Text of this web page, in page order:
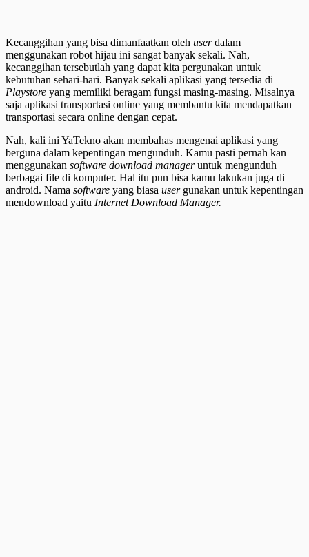
Kecanggihan yang bisa dimanfaatkan oleh userdalam
menggunakan robot hijau ini sangat banyak sekali. Nah,
kecanggihan tersebutlah yang dapat kita pergunakan untuk
kebutuhan sehari-hari. Banyak sekali aplikasi yang tersedia di
Playstore yang memiliki beragam fungsi masing-masing. Misalnya
saja aplikasi transportasi online yang membantu kita mendapatkan
transportasi secara online dengan cepat.
Nah, kali ini YaTekno akan membahas mengenai aplikasi yang
berguna dalam kepentingan mengunduh. Kamu pasti pernah kan
menggunakan software download manageruntuk mengunduh
berbagai file di komputer. Hal itu pun bisa kamu lakukan juga di
android. Nama software yang biasa user gunakan untuk kepentingan
mendownload yaitu Internet Download Manager.